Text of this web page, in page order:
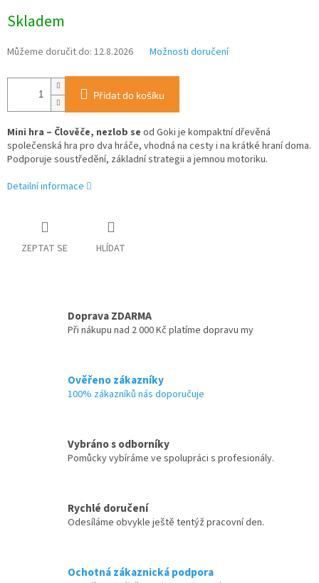
cena:
Skladem
Můžeme doručit do: 12.8.2026 Možnosti doručení
Přidat do košíku
Mini hra – Člověče, nezlob se od Goki je kompaktní dřevěná
společenská hra pro dva hráče, vhodná na cesty i na krátké hraní doma.
Podporuje soustředění, základní strategii a jemnou motoriku.
Detailní informace
ZEPTAT SE HLÍDAT
Doprava ZDARMA
Při nákupu nad 2 000 Kč platíme dopravu my
Ověřeno zákazníky
100% zákazníků nás doporučuje
Vybráno s odborníky
Pomůcky vybíráme ve spolupráci s profesionály.
Rychlé doručení
Odesíláme obvykle ještě tentýž pracovní den.
Ochotná zákaznická podpora